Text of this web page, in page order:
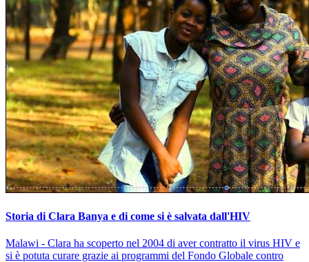
Storia di Clara Banya e di come si è salvata dall'HIV
Malawi - Clara ha scoperto nel 2004 di aver contratto il virus HIV e
si è potuta curare grazie ai programmi del Fondo Globale contro